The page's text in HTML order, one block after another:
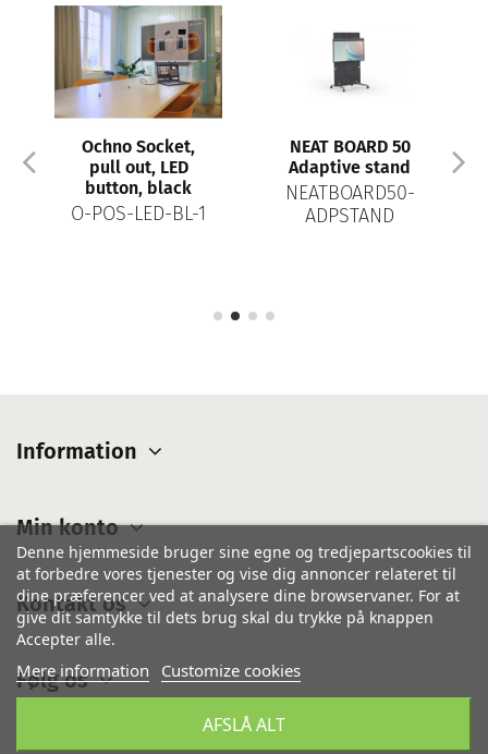
LED
NEAT BOARD 50
Adaptive stand
NEATBOARD50-
ADPSTAND
Neat Bar 2 w/o
Neat Pad
NEATBAR2-SE
Information
Min konto
Kontakt os
Denne hjemmeside bruger sine egne og tredjepartscookies til
at forbedre vores tjenester og vise dig annoncer relateret til
dine præferencer ved at analysere dine browservaner. For at
give dit samtykke til dets brug skal du trykke på knappen
Accepter alle.
Mere information Customize cookies
AFSLÅ ALT
Følg os